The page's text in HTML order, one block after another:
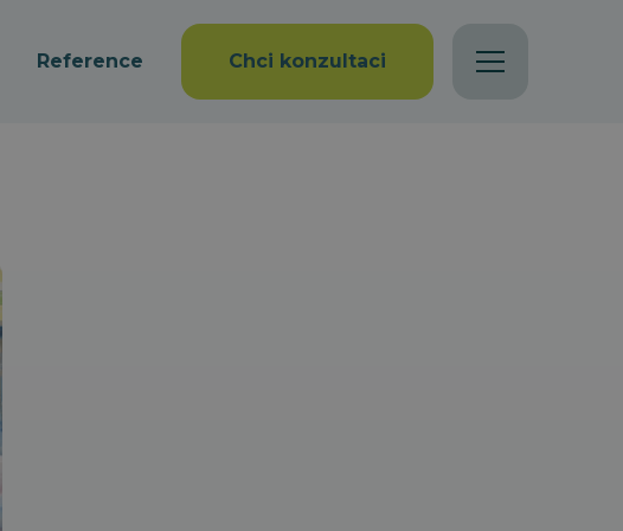
Reference Chci konzultaci